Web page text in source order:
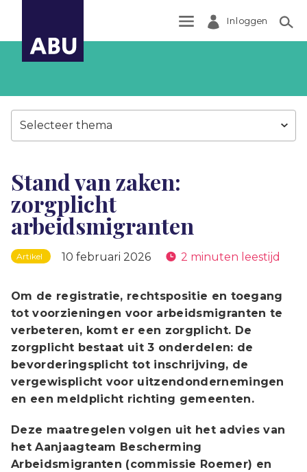
Inloggen
Selecteer thema
Stand van zaken:
zorgplicht
arbeidsmigranten
Artikel 10 februari 2026 2 minuten leestijd
Om de registratie, rechtspositie en toegang
tot voorzieningen voor arbeidsmigranten te
verbeteren, komt er een zorgplicht. De
zorgplicht bestaat uit 3 onderdelen: de
bevorderingsplicht tot inschrijving, de
vergewisplicht voor uitzendondernemingen
en een meldplicht richting gemeenten.
Deze maatregelen volgen uit het advies van
het Aanjaagteam Bescherming
Arbeidsmigranten (commissie Roemer) en